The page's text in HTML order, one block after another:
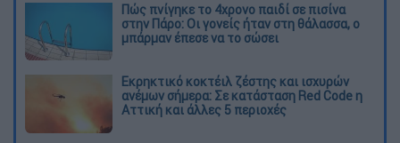
Πώς πνίγηκε το 4χρονο παιδί σε πισίνα
στην Πάρο: Οι γονείς ήταν στη θάλασσα, ο
μπάρμαν έπεσε να το σώσει
Εκρηκτικό κοκτέιλ ζέστης και ισχυρών
ανέμων σήμερα: Σε κατάσταση Red Code η
Αττική και άλλες 5 περιοχές